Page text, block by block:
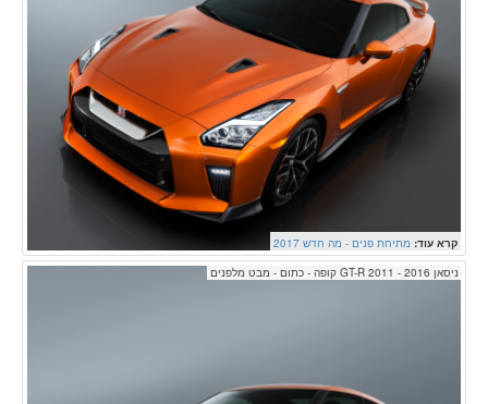
קרא עוד: מתיחת פנים - מה חדש 2017
ניסאן GT-R 2011 - 2016 קופה - כתום - מבט מלפנים